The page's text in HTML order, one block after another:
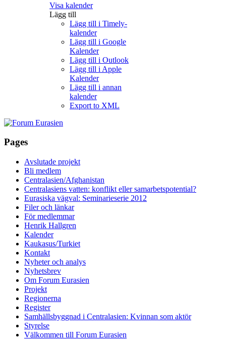
Visa kalender
Lägg till
Lägg till i Timely-
kalender
Lägg till i Google
Kalender
Lägg till i Outlook
Lägg till i Apple
Kalender
Lägg till i annan
kalender
Export to XML
Pages
Avslutade projekt
Bli medlem
Centralasien/Afghanistan
Centralasiens vatten: konflikt eller samarbetspotential?
Eurasiska vägval: Seminarieserie 2012
Filer och länkar
För medlemmar
Henrik Hallgren
Kalender
Kaukasus/Turkiet
Kontakt
Nyheter och analys
Nyhetsbrev
Om Forum Eurasien
Projekt
Regionerna
Register
Samhällsbyggnad i Centralasien: Kvinnan som aktör
Styrelse
Välkommen till Forum Eurasien